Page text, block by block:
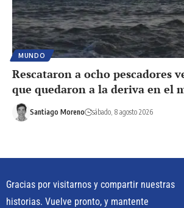
MUNDO
Rescataron a ocho pescadores
que quedaron a la deriva en el
Santiago Moreno sábado, 8 agosto 2026
Gracias por visitarnos y compartir nuestras
historias. Vuelve pronto, y mantente